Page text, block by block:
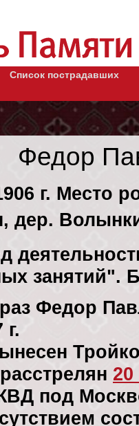
Список пострадавших
Федор
г. Место
дер.
занятий".
Федор
20
под